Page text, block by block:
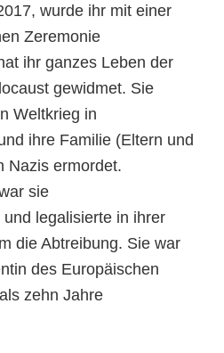
wurde ihr mit einer
Zeremonie
ihr ganzes Leben der
gewidmet. Sie
Weltkrieg in
ihre Familie (Eltern und
Nazis ermordet.
sie
legalisierte in ihrer
die Abtreibung. Sie war
des Europäischen
zehn Jahre